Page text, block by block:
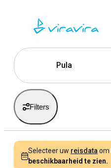
Pula
Filters
Selecteer uw reisdata om
beschikbaarheid te zien.